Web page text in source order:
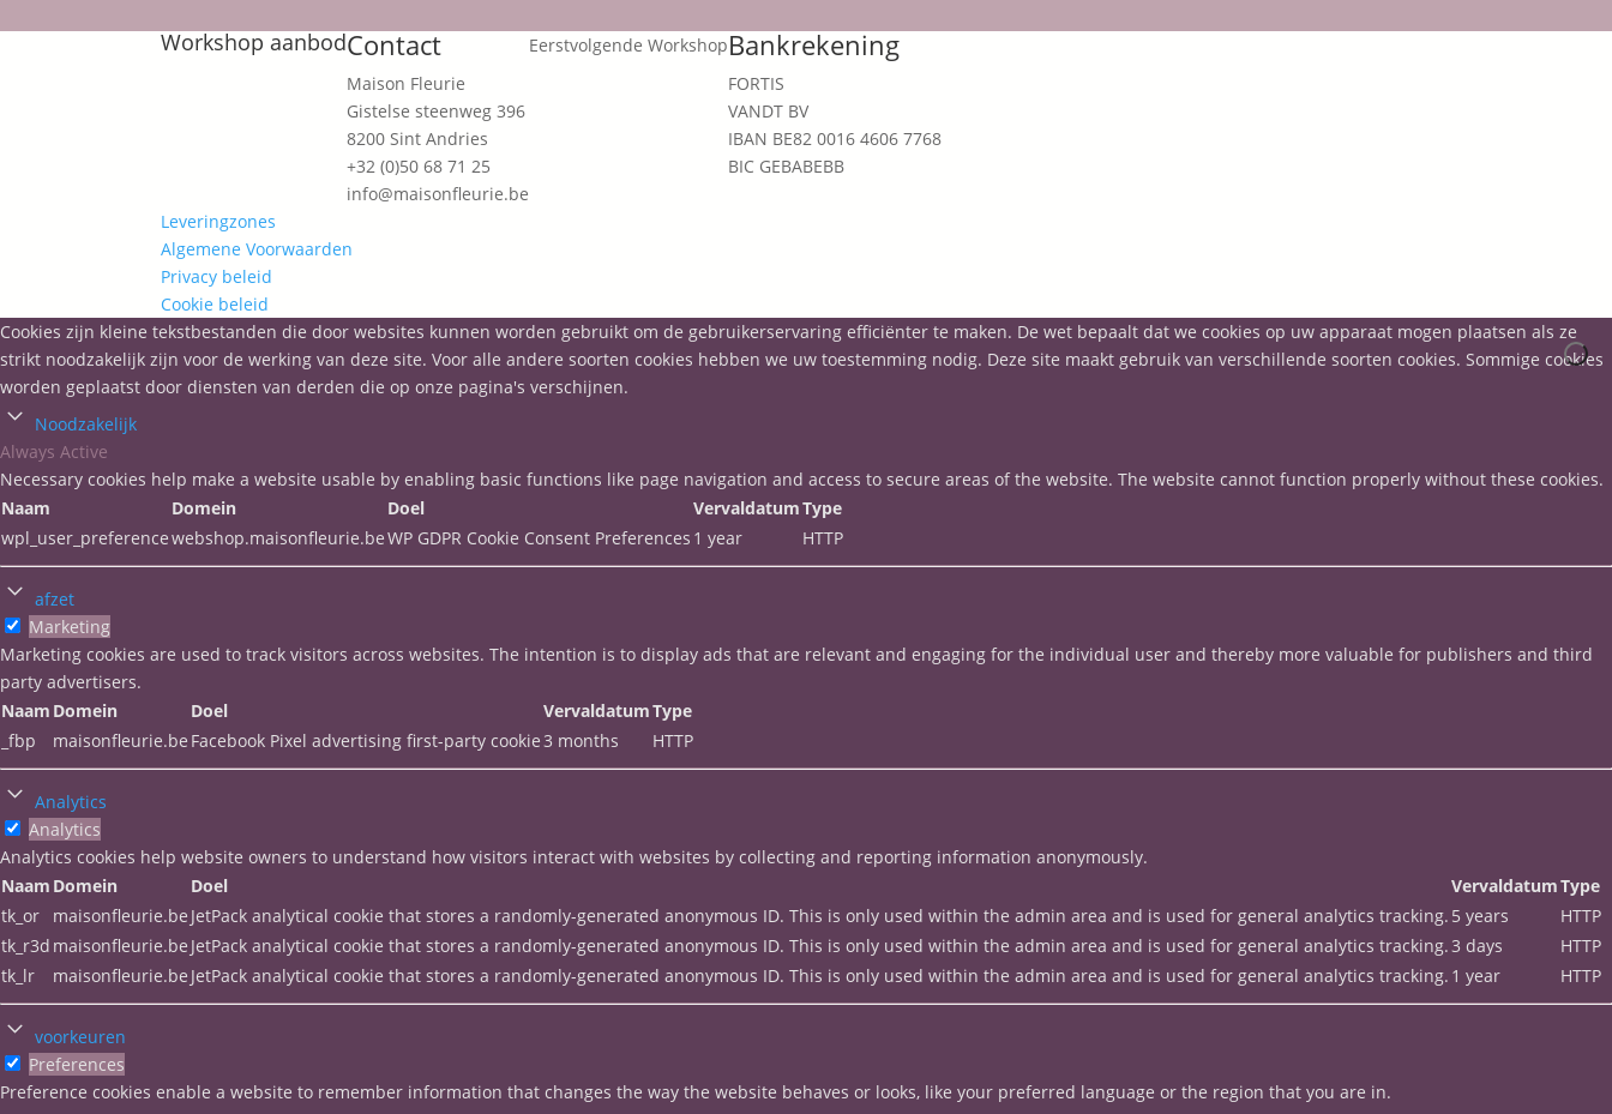
Workshop aanbodContact
Maison Fleurie
Gistelse steenweg 396
8200 Sint Andries
+32 (0)50 68 71 25
info@maisonfleurie.be
Eerstvolgende WorkshopBankrekening
FORTIS
VANDT BV
IBAN BE82 0016 4606 7768
BIC GEBABEBB
Leveringzones
Algemene Voorwaarden
Privacy beleid
Cookie beleid
Cookies zijn kleine tekstbestanden die door websites kunnen worden gebruikt om de gebruikerservaring efficiënter te maken. De wet bepaalt dat we cookies op uw apparaat mogen plaatsen als ze
strikt noodzakelijk zijn voor de werking van deze site. Voor alle andere soorten cookies hebben we uw toestemming nodig. Deze site maakt gebruik van verschillende soorten cookies. Sommige cookies
worden geplaatst door diensten van derden die op onze pagina's verschijnen.
Noodzakelijk
Always Active
Necessary cookies help make a website usable by enabling basic functions like page navigation and access to secure areas of the website. The website cannot function properly without these cookies.
Naam
Domein Doel VervaldatumType
wpl_user_preferencewebshop.maisonfleurie.beWP GDPR Cookie Consent Preferences 1 year HTTP
afzet
Marketing
Marketing cookies are used to track visitors across websites. The intention is to display ads that are relevant and engaging for the individual user and thereby more valuable for publishers and third
party advertisers.
Naam Domein Doel VervaldatumType
_fbp
maisonfleurie.be Facebook Pixel advertising first-party cookie3 months HTTP
Analytics
Analytics
Analytics cookies help website owners to understand how visitors interact with websites by collecting and reporting information anonymously.
Naam Domein Doel VervaldatumType
tk_or
maisonfleurie.be JetPack analytical cookie that stores a randomly-generated anonymous ID. This is only used within the admin area and is used for general analytics tracking. 5 years
HTTP
tk_r3d maisonfleurie.be JetPack analytical cookie that stores a randomly-generated anonymous ID. This is only used within the admin area and is used for general analytics tracking.3 days
HTTP
tk_lr
maisonfleurie.be JetPack analytical cookie that stores a randomly-generated anonymous ID. This is only used within the admin area and is used for general analytics tracking. 1 year HTTP
voorkeuren
Preferences
Preference cookies enable a website to remember information that changes the way the website behaves or looks, like your preferred language or the region that you are in.